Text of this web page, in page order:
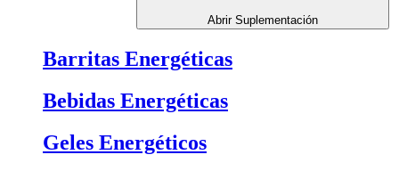
Abrir Suplementación
Barritas Energéticas
Bebidas Energéticas
Geles Energéticos